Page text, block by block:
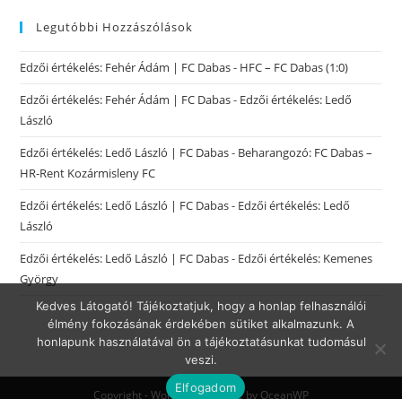
Legutóbbi Hozzászólások
Edzői értékelés: Fehér Ádám | FC Dabas- HFC – FC Dabas (1:0)
Edzői értékelés: Fehér Ádám | FC Dabas- Edzői értékelés: Ledő
László
Edzői értékelés: Ledő László | FC Dabas- Beharangozó: FC Dabas –
HR-Rent Kozármisleny FC
Edzői értékelés: Ledő László | FC Dabas- Edzői értékelés: Ledő
László
Edzői értékelés: Ledő László | FC Dabas- Edzői értékelés: Kemenes
György
Copyright - WordPress Theme by OceanWP
Kedves Látogató! Tájékoztatjuk, hogy a honlap felhasználói
élmény fokozásának érdekében sütiket alkalmazunk. A
honlapunk használatával ön a tájékoztatásunkat tudomásul
veszi.
Elfogadom